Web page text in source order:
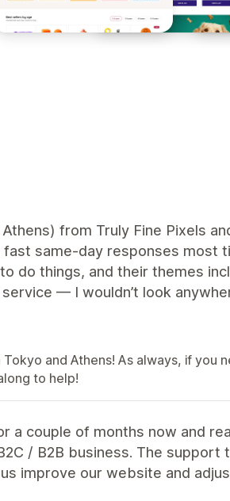
from Truly Fine Pixels
same-day responses most
do things, and their themes
— I wouldn’t look
and Athens! As always, if you
to help!
a couple of months now and
/ B2B business. The support
improve our website and